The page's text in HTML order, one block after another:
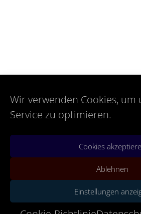
Wir verwenden Cookies, um
Service zu optimieren.
Cookies
Ablehnen
Einstellungen